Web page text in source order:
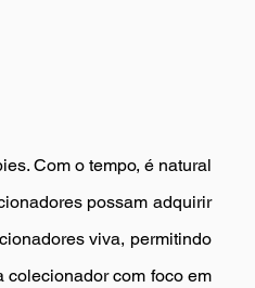
Com o tempo, é natural
possam adquirir
viva, permitindo
colecionador com foco em